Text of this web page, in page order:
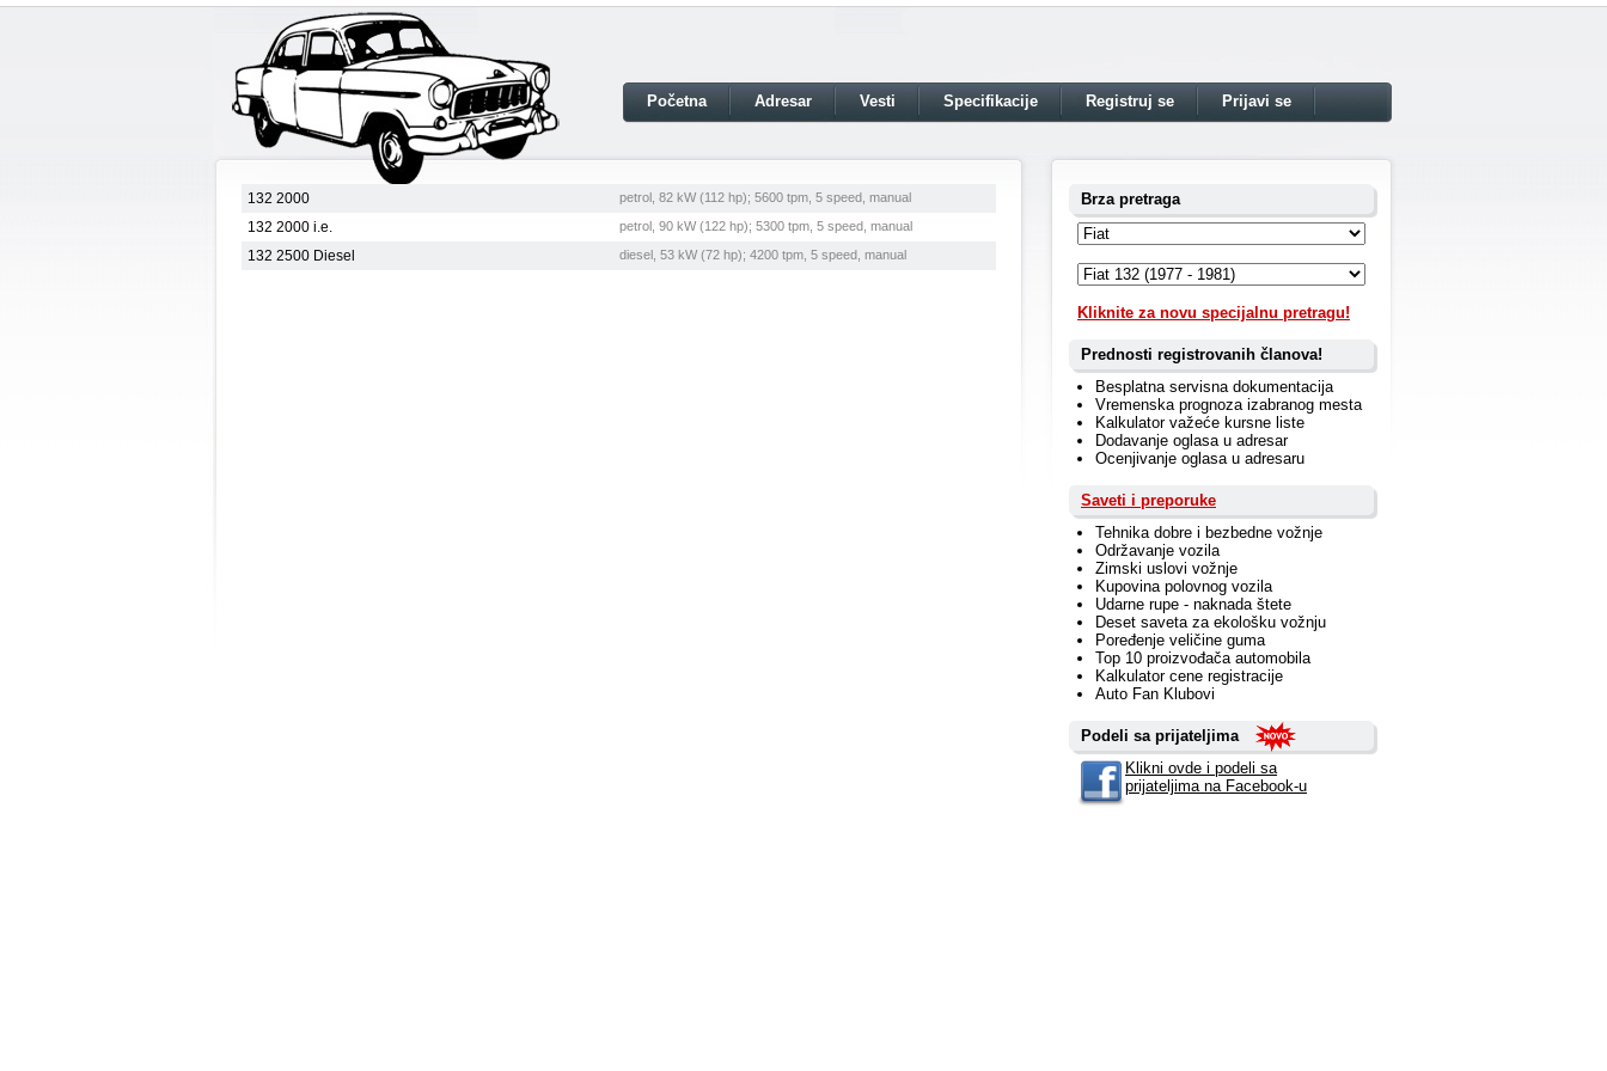
Početna Adresar Vesti Specifikacije Registruj se Prijavi se
132 2000 petrol, 82 kW (112 hp); 5600 tpm, 5 speed, manual
132 2000 i.e. petrol, 90 kW (122 hp); 5300 tpm, 5 speed, manual
132 2500 Diesel diesel, 53 kW (72 hp); 4200 tpm, 5 speed, manual
Brza pretraga
Kliknite za novu specijalnu pretragu!
Prednosti registrovanih članova!
Besplatna servisna dokumentacija
Vremenska prognoza izabranog mesta
Kalkulator važeće kursne liste
Dodavanje oglasa u adresar
Ocenjivanje oglasa u adresaru
Saveti i preporuke
Tehnika dobre i bezbedne vožnje
Održavanje vozila
Zimski uslovi vožnje
Kupovina polovnog vozila
Udarne rupe - naknada štete
Deset saveta za ekološku vožnju
Poređenje veličine guma
Top 10 proizvođača automobila
Kalkulator cene registracije
Auto Fan Klubovi
Podeli sa prijateljima
Klikni ovde i podeli sa
prijateljima na Facebook-u